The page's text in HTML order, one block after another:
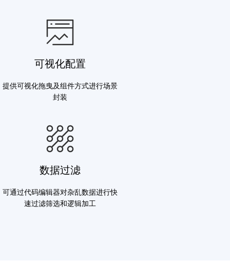
可视化配置
提供可视化拖曳及组件方式进行场景
封装
数据过滤
可通过代码编辑器对杂乱数据进行快
速过滤筛选和逻辑加工